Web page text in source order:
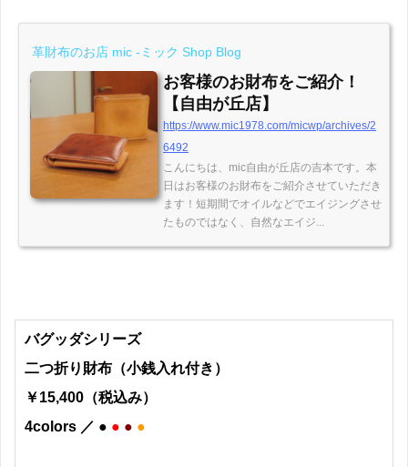
革財布のお店 mic -ミック Shop Blog
お客様のお財布をご紹介！
【自由が丘店】
https://www.mic1978.com/micwp/archives/2
6492
こんにちは、mic自由が丘店の吉本です。本
日はお客様のお財布をご紹介させていただき
ます！短期間でオイルなどでエイジングさせ
たものではなく、自然なエイジ...
バグッダシリーズ
二つ折り財布（小銭入れ付き）
￥15,400（税込み）
4colors ／ ● ● ● ●